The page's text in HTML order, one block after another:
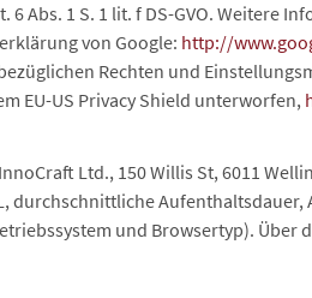
Abs. 1 S. 1 lit. f DS-GVO.
von Google: http://
Rechten und
EU-US Privacy Shield unterworfen,
Ltd., 150 Willis St, 6011
durchschnittliche
und Browsertyp).